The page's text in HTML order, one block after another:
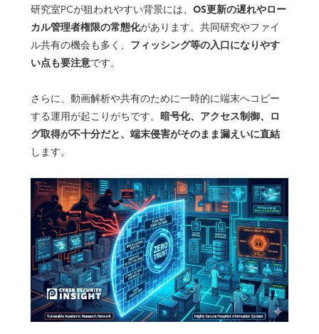
研究室PCが狙われやすい背景には、 OS更新の遅れやロー
カル管理者権限の常態化があります。共同研究やファイ
ル共有の機会も多く、 フィッシング等の入口になりやす
い点も要注意です。
さらに、動画解析や共有のために一時的に端末へコピー
する運用が起こりがちです。 暗号化、アクセス制御、ロ
グ取得が不十分だと、端末侵害がそのまま漏えいに直結
します。